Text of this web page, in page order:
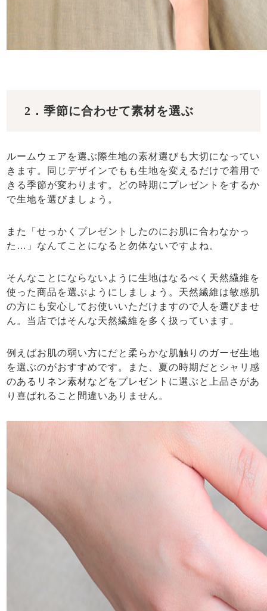
2．季節に合わせて素材を選ぶ
ルームウェアを選ぶ際生地の素材選びも大切になってい
きます。同じデザインでもも生地を変えるだけで着用で
きる季節が変わります。どの時期にプレゼントをするか
で生地を選びましょう。
また「せっかくプレゼントしたのにお肌に合わなかっ
た…」なんてことになると勿体ないですよね。
そんなことにならないように生地はなるべく天然繊維を
使った商品を選ぶようにしましょう。天然繊維は敏感肌
の方にも安心してお使いいただけますので人を選びませ
ん。当店ではそんな天然繊維を多く扱っています。
例えばお肌の弱い方にだと柔らかな肌触りのガーゼ生地
を選ぶのがおすすめです。また、夏の時期だとシャリ感
のある リネン素材などをプレゼントに選ぶと上品さがあ
り喜ばれること間違いありません。